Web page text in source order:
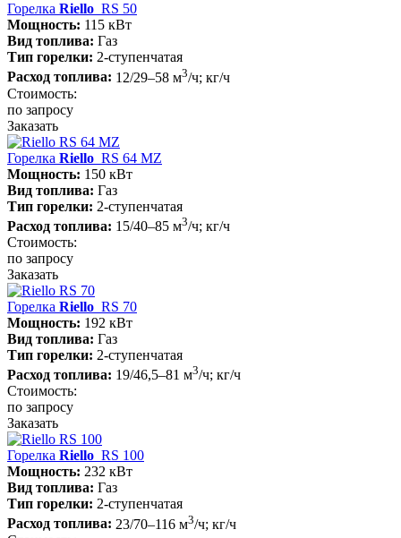
Горелка Riello RS 50
Мощность: 115 кВт
Вид топлива: Газ
Тип горелки: 2-ступенчатая
Расход топлива: 12/29–58 м3/ч; кг/ч
Стоимость:
по запросу
Заказать
Горелка Riello RS 64 MZ
Мощность: 150 кВт
Вид топлива: Газ
Тип горелки: 2-ступенчатая
Расход топлива: 15/40–85 м3/ч; кг/ч
Стоимость:
по запросу
Заказать
Горелка Riello RS 70
Мощность: 192 кВт
Вид топлива: Газ
Тип горелки: 2-ступенчатая
Расход топлива: 19/46,5–81 м3/ч; кг/ч
Стоимость:
по запросу
Заказать
Горелка Riello RS 100
Мощность: 232 кВт
Вид топлива: Газ
Тип горелки: 2-ступенчатая
Расход топлива: 23/70–116 м3/ч; кг/ч